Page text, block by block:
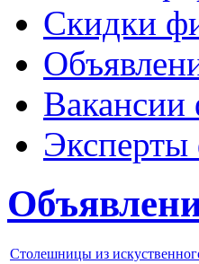
Скидки
Столешницы из